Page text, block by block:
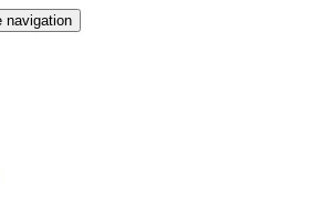
navigation